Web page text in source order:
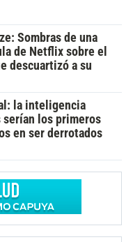
Sombras de una
de Netflix sobre el
descuartizó a su
la inteligencia
los primeros
en ser derrotados